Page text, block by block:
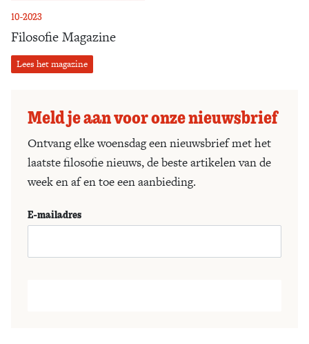
10-2023
Filosofie Magazine
Lees het magazine
Meld je aan voor onze nieuwsbrief
Ontvang elke woensdag een nieuwsbrief met het
laatste filosofie nieuws, de beste artikelen van de
week en af en toe een aanbieding.
E-mailadres